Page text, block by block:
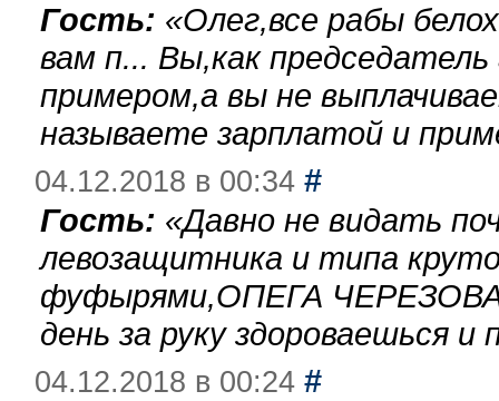
Гость: «Олег,все рабы
вам п... Вы,как
примером,а вы не
называете зарплатой и
04.12.2018 в 00:34 #
Гость: «Давно не видать
левозащитника и типа
фуфырями,ОПЕГА
день за руку здороваешься
04.12.2018 в 00:24 #